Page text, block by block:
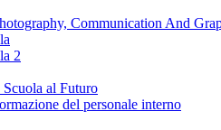
Communication And
2
al Futuro
del personale interno